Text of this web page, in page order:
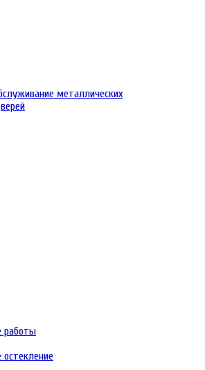
металлических
работы
остекление